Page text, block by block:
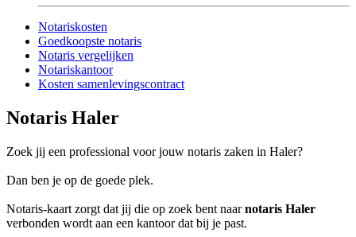
Notariskosten
Goedkoopste notaris
Notaris vergelijken
Notariskantoor
Kosten samenlevingscontract
Notaris Haler
Zoek jij een professional voor jouw notaris zaken in Haler?
Dan ben je op de goede plek.
Notaris-kaart zorgt dat jij die op zoek bent naarnotaris Haler
verbonden wordt aan een kantoor dat bij je past.